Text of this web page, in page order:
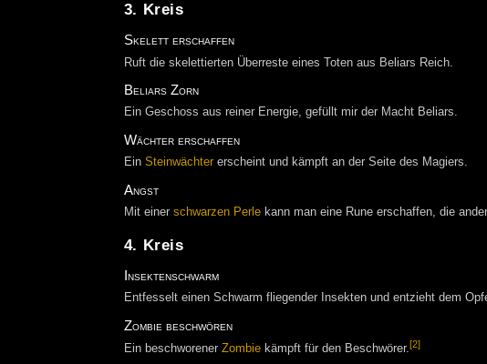
3. Kreis
Skelett erschaffen
Ruft die skelettierten Überreste eines Toten aus Beliars Reich.
Beliars Zorn
Ein Geschoss aus reiner Energie, gefüllt mir der Macht Beliars.
Wächter erschaffen
Ein Steinwächtererscheint und kämpft an der Seite des Magiers.
Angst
Mit einer schwarzen Perlekann man eine Rune erschaffen, die
4. Kreis
Insektenschwarm
Entfesselt einen Schwarm fliegender Insekten und entzieht dem
Zombie beschwören
Ein beschworener Zombiekämpft für den Beschwörer.[2]